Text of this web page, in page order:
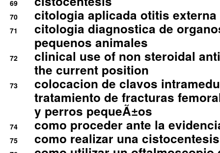
69
70 citologia aplicada otitis externa
71
citologia diagnostica de
pequenos animales
72
clinical use of non steroidal
the current position
73
colocacion de clavos
tratamiento de fracturas
y perros pequeÃ±os
74 como proceder ante la
75 como realizar una